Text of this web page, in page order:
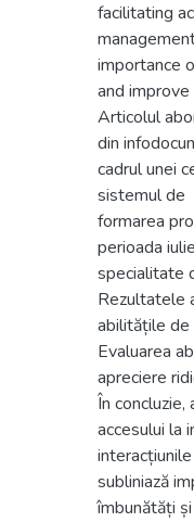
facilitating
importance
and
Articolul
din
cadrul unei
sistemul de
formarea
perioada
specialitate
Rezultatele
abilitățile de
Evaluarea
apreciere
În
accesului la
subliniază
îmbunătăți